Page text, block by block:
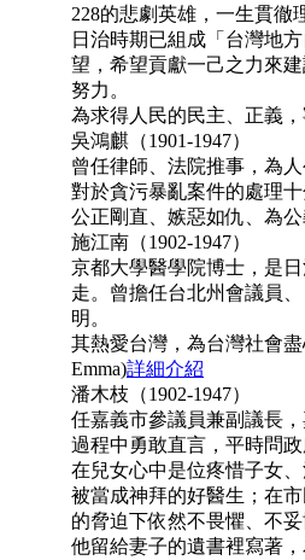
228的悲劇英雄，一生貫徹
日治時期已組成「台灣地
望，希望貢獻一己之力來
努力。
為求得人民的民主、正義
吳鴻麒（1901-1947）
曾任律師、法院推事，為
對於貪污暴亂案件的處理
公正剛直、嫉惡如仇、為
施江南（1902-1947）
京都大學醫學院博士，是
走。曾擔任台北州會議員
明。
其熱愛台灣，為台灣社會
Emma)詳細介紹
潘木枝（1902-1947）
任嘉義市參議員兼副議長
過程中勇敢直言，平時問
在兒女心中是位疼惜子女
被當成神拜的好醫生；在
的脅迫下依然不畏懼、不妥
他留給妻子的遺書裡寫著